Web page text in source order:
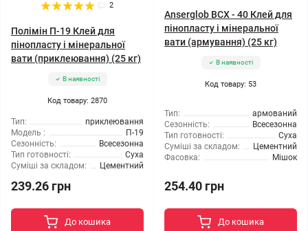
2
Полімін П-19 Клей для
пінопласту і мінеральної
вати (приклеювання) (25 кг)
В наявності
Код товару: 2870
Тип:
приклеювання
Модель :
П-19
Сезонність:
Всесезонна
Тип готовності:
Суха
Суміші за складом:
Цементний
239.26 грн
До кошика
Anserglob BCX - 40 Клей для
пінопласту і мінеральної
вати (армування) (25 кг)
В наявності
Код товару: 53
Тип:
армований
Сезонність:
Всесезонна
Тип готовності:
Суха
Суміші за складом:
Цементний
Фасовка:
Мішок
254.40 грн
До кошика